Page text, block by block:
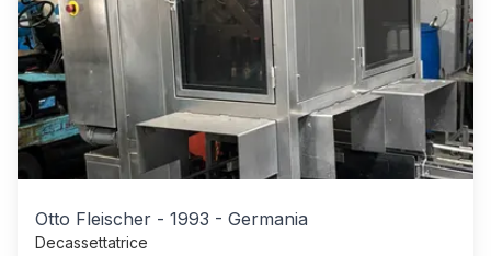
Otto Fleischer - 1993 - Germania
Decassettatrice